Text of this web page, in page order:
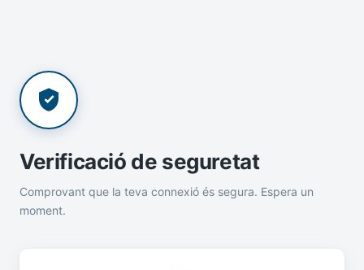
Verificació de seguretat
Comprovant que la teva connexió és segura. Espera un
moment.